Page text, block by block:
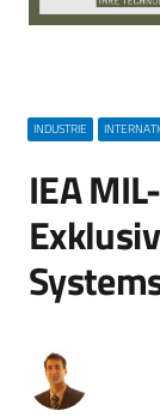
INDUSTRIE
IEA